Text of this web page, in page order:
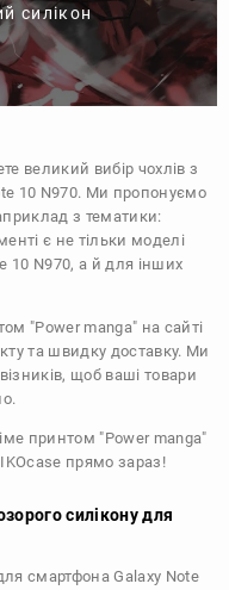
силікон
великий вибір чохлів з
10 N970. Ми пропонуємо
з тематики:
є не тільки моделі
10 N970, а й для інших
"Power manga" на сайті
та швидку доставку. Ми
щоб ваші товари
принтом "Power manga"
прямо зараз!
силікону для
смартфона Galaxy Note